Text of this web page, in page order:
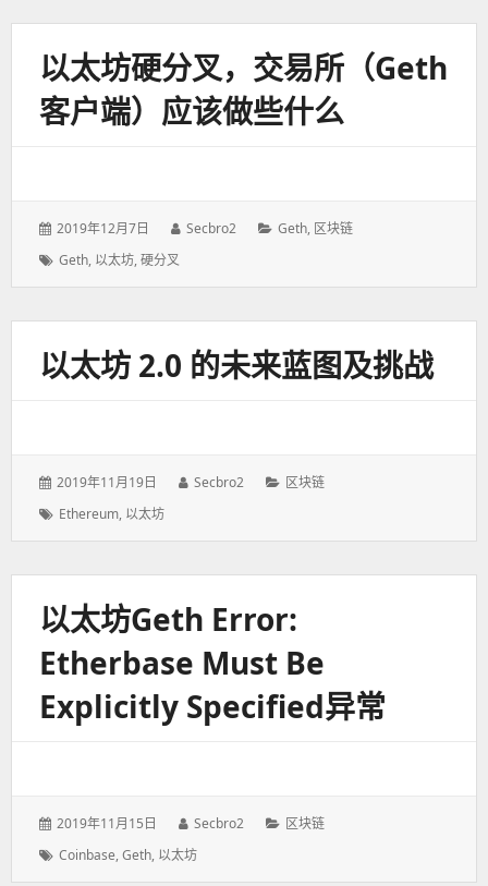
以太坊硬分叉，交易所（geth
客户端）应该做些什么
发
于：
2019年12月7日
作
Secbro2
分
Geth, 区块链
标
Geth, 以太坊,硬分叉
以太坊 2.0 的未来蓝图及挑战
发
于：
2019年11月19日
作
Secbro2
分
区块链
标
Ethereum, 以太坊
以太坊geth Error:
Etherbase Must Be
Explicitly Specified异常
发
于：
2019年11月15日
作
Secbro2
分
区块链
标
Coinbase,Geth, 以太坊